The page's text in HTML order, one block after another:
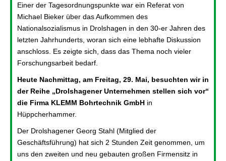
Einer der Tagesordnungspunkte war ein Referat von
Michael Bieker über das Aufkommen des
Nationalsozialismus in Drolshagen in den 30-er Jahren des
letzten Jahrhunderts, woran sich eine lebhafte Diskussion
anschloss. Es zeigte sich, dass das Thema noch vieler
Forschungsarbeit bedarf.
Heute Nachmittag, am Freitag, 29. Mai, besuchten wir in
der Reihe „Drolshagener Unternehmen stellen sich vor“
die Firma KLEMM Bohrtechnik GmbH in
Hüppcherhammer.
Der Drolshagener Georg Stahl (Mitglied der
Geschäftsführung) hat sich 2 Stunden Zeit genommen, um
uns den zweiten und neu gebauten großen Firmensitz in